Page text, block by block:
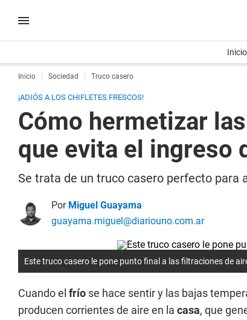
Inicio
Inicio Sociedad Truco casero
¡ADIÓS A LOS CHIFLETES FRESCOS!
Cómo hermetizar
que evita el ingreso
Se trata de un truco casero perfecto para
Por Miguel Guayama
guayama.miguel@diariouno.com.ar
Este truco casero le pone punto final a las filtraciones de
Cuando el frío se hace sentir y las bajas
producen corrientes de aire en la casa, que